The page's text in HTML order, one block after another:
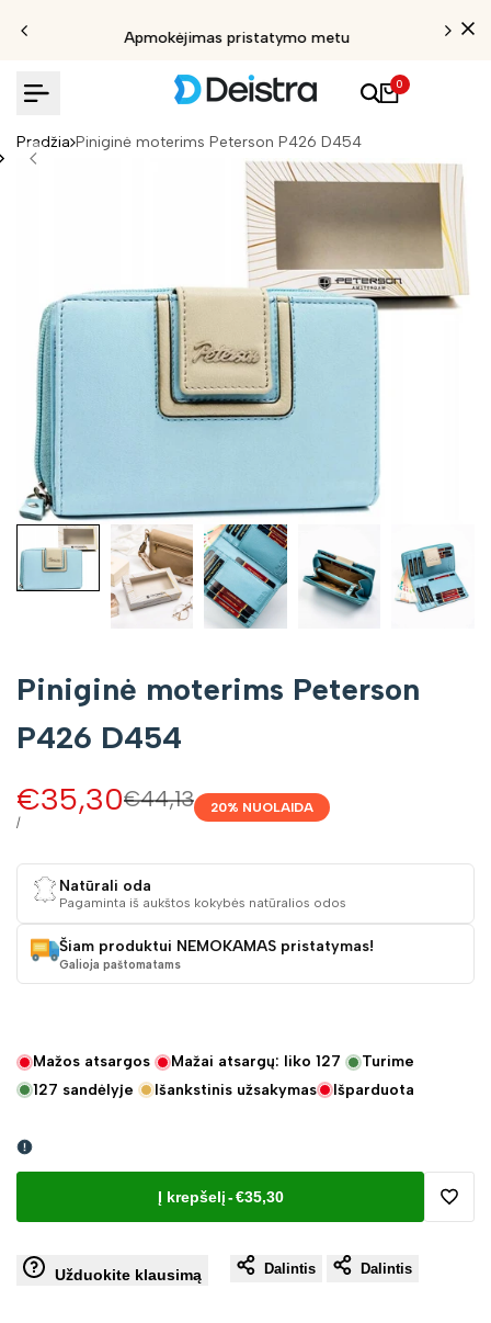
Apmokėjimas pristatymo metu
0
Pradžia Piniginė moterims Peterson P426 D454
Piniginė moterims Peterson
P426 D454
Įprasta
€44,13
Pardavimo
kaina
€35,30
VIENETO
/
20% NUOLAIDA
Natūrali oda
Pagaminta iš aukštos kokybės natūralios odos
Šiam produktui NEMOKAMAS pristatymas!
Galioja paštomatams
Mažos atsargos Mažai atsargų: liko 127
Turime
127 sandėlyje Išankstinis užsakymas Išparduota
Į krepšelį-€35,30
Užduokite klausimą Dalintis Dalintis